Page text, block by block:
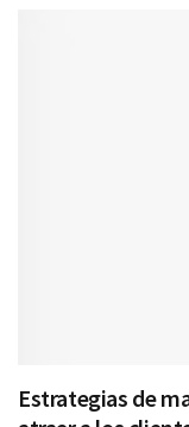
Estrategias de